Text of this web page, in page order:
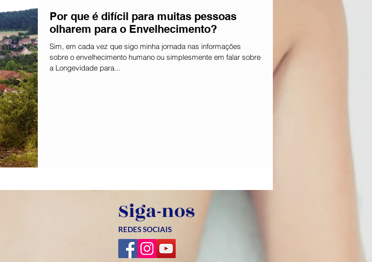
Por que é difícil para muitas pessoas
olharem para o Envelhecimento?
Sim, em cada vez que sigo minha jornada nas informações
sobre o envelhecimento humano ou simplesmente em falar sobre
a Longevidade para...
Siga-nos
REDES SOCIAIS